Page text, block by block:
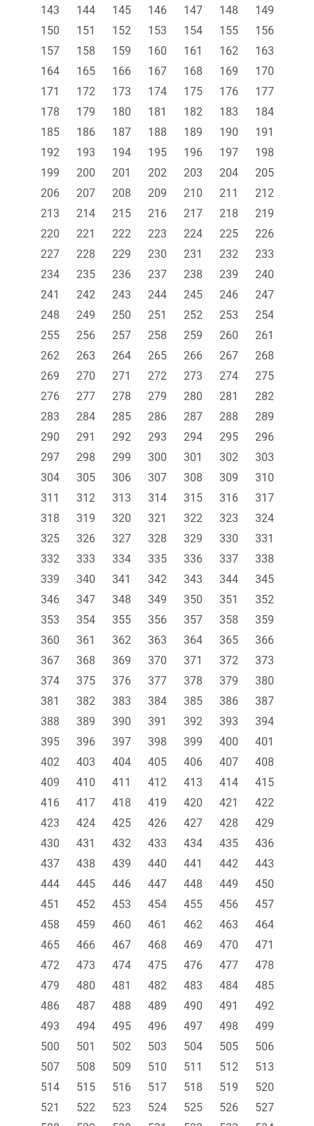
143
144 145 146 147 148
149
150
151 152 153 154 155
156
157
158 159 160 161 162
163
164
165 166 167 168 169
170
171
172 173 174 175 176
177
178
179 180 181 182 183
184
185
186 187 188 189 190
191
192
193 194 195 196 197
198
199
200 201 202 203 204
205
206
207 208 209 210 211
212
213
214 215 216 217 218
219
220
221 222 223 224 225
226
227
228 229 230 231 232
233
234
235 236 237 238 239
240
241
242 243 244 245 246
247
248
249 250 251 252 253
254
255
256 257 258 259 260
261
262
263 264 265 266 267
268
269
270 271 272 273 274
275
276
277 278 279 280 281
282
283
284 285 286 287 288
289
290
291 292 293 294 295
296
297
298 299 300 301 302
303
304
305 306 307 308 309
310
311
312 313 314 315 316
317
318
319 320 321 322 323
324
325
326 327 328 329 330
331
332
333 334 335 336 337
338
339
340 341 342 343 344
345
346
347 348 349 350 351
352
353
354 355 356 357 358
359
360
361 362 363 364 365
366
367
368 369 370 371 372
373
374
375 376 377 378 379
380
381
382 383 384 385 386
387
388
389 390 391 392 393
394
395
396 397 398 399 400
401
402
403 404 405 406 407
408
409
410 411 412 413 414
415
416
417 418 419 420 421
422
423
424 425 426 427 428
429
430
431 432 433 434 435
436
437
438 439 440 441 442
443
444
445 446 447 448 449
450
451
452 453 454 455 456
457
458
459 460 461 462 463
464
465
466 467 468 469 470
471
472
473 474 475 476 477
478
479
480 481 482 483 484
485
486
487 488 489 490 491
492
493
494 495 496 497 498
499
500
501 502 503 504 505
506
507
508 509 510 511 512
513
514
515 516 517 518 519
520
521
522 523 524 525 526
527